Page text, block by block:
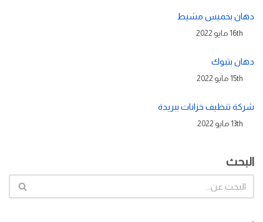
دهان بخميس مشيط
16th مايو 2022
دهان بتبوك
15th مايو 2022
شركة تنظيف خزانات ببريدة
13th مايو 2022
البحث